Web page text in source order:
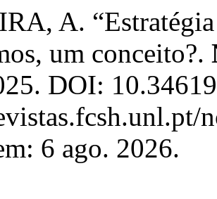
A.
um conceito?.
DOI:
6 ago. 2026.